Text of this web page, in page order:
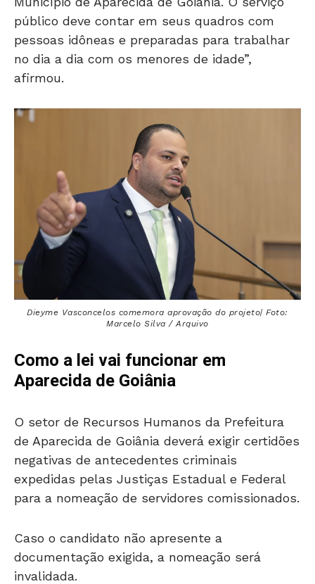
público deve contar em seus quadros com
pessoas idôneas e preparadas para trabalhar
no dia a dia com os menores de idade”,
afirmou.
Dieyme Vasconcelos comemora aprovação do projeto| Foto:
Marcelo Silva / Arquivo
Como a lei vai funcionar em
Aparecida de Goiânia
O setor de Recursos Humanos da Prefeitura
de Aparecida de Goiânia deverá exigir certidões
negativas de antecedentes criminais
expedidas pelas Justiças Estadual e Federal
para a nomeação de servidores comissionados.
Caso o candidato não apresente a
documentação exigida, a nomeação será
invalidada.